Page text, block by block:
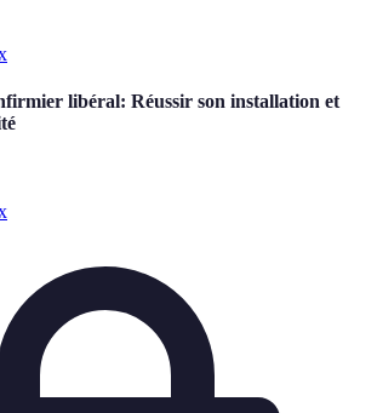
libéral: Réussir son installation et